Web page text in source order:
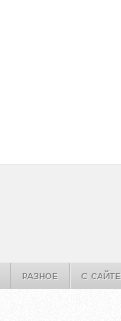
РАЗНОЕ О САЙТЕ